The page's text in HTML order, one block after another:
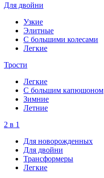
Для двойни
Узкие
Элитные
С большими колесами
Легкие
Трости
Легкие
С большим капюшоном
Зимние
Летние
2 в 1
Для новорожденных
Для двойни
Трансформеры
Легкие